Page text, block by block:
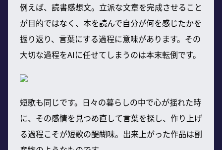
例えば、読書感想文。立派な文章を完成させること
が目的ではなく、本を読んで自分が何を感じたかを
振り返り、言葉にする過程に意味があります。その
大切な過程をAIに任せてしまうのは本末転倒です。
短歌も同じです。日々の暮らしの中で心が揺れた時
に、その感情を見つめ直して言葉を探し、作り上げ
る過程こそが短歌の醍醐味。出来上がった作品は副